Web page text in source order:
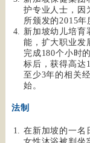
护专业人士，因
所颁发的2015年
新加坡幼儿培育
能，扩大职业发
完成180个小时
标后，获得高达
至少3年的相关
始。
法制
在新加坡的一名